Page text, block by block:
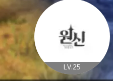
LV.25